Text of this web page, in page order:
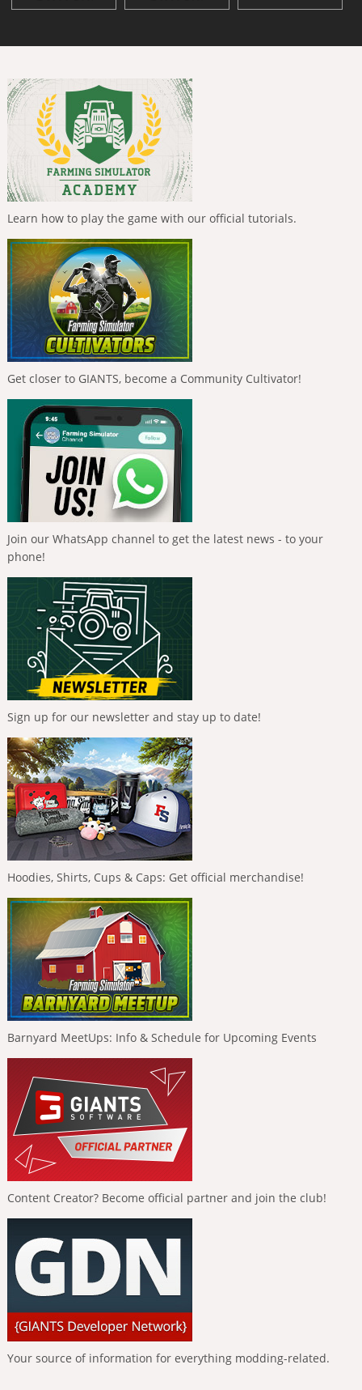
Learn how to play the game with our official tutorials.
Get closer to GIANTS, become a Community Cultivator!
Join our WhatsApp channel to get the latest news - to your
phone!
Sign up for our newsletter and stay up to date!
Hoodies, Shirts, Cups & Caps: Get official merchandise!
Barnyard MeetUps: Info & Schedule for Upcoming Events
Content Creator? Become official partner and join the club!
Your source of information for everything modding-related.